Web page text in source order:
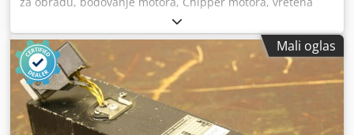
motora, glodanje motora -Proizvođač: Perske, glodanje tip
motora VS 31.09/2 -Snaga: 0.4 kV 11300 rpm na 200 Hz -
Napon: 133 volti Crsdpfscx Id Sox Aizsf -Osovina nosač: Ø
20 k 10 mm -Količina: 3k motori na raspolaganju -Cena: po
komadu -Dimenzije: 250/60 / H155 mm / 240/60 / H140 mm
-Težina: 3.4 kg / kom
Mali oglas